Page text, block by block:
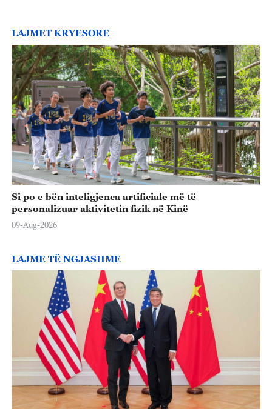
LAJMET KRYESORE
Si po e bën inteligjenca artificiale më të
personalizuar aktivitetin fizik në Kinë
09-Aug-2026
LAJME TË NGJASHME